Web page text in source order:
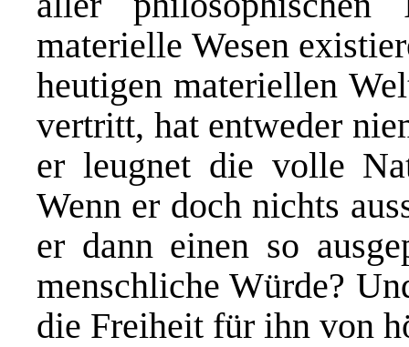
materielle Wesen
heutigen materiellen
vertritt, hat entweder
er leugnet die volle
Wenn er doch nichts
er dann einen so
menschliche Würde?
die Freiheit für ihn von